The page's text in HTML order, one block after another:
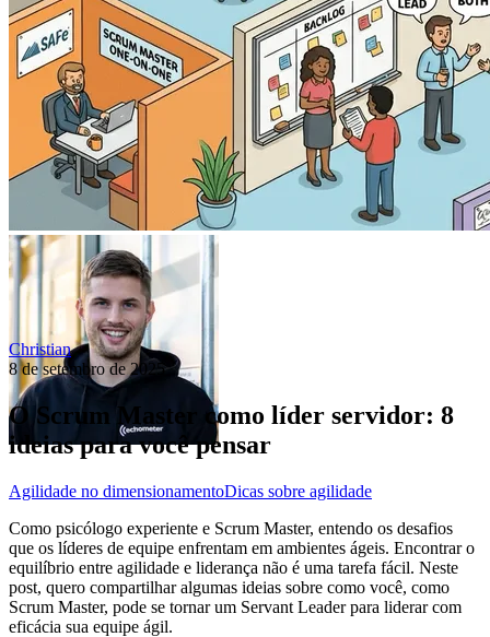
Christian
8 de setembro de 2025
O Scrum Master como líder servidor: 8
ideias para você pensar
Agilidade no dimensionamentoDicas sobre agilidade
Como psicólogo experiente e Scrum Master, entendo os desafios
que os líderes de equipe enfrentam em ambientes ágeis. Encontrar o
equilíbrio entre agilidade e liderança não é uma tarefa fácil. Neste
post, quero compartilhar algumas ideias sobre como você, como
Scrum Master, pode se tornar um Servant Leader para liderar com
eficácia sua equipe ágil.